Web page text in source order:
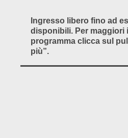
Ingresso libero fino ad
disponibili. Per maggiori
programma clicca sul
più”.